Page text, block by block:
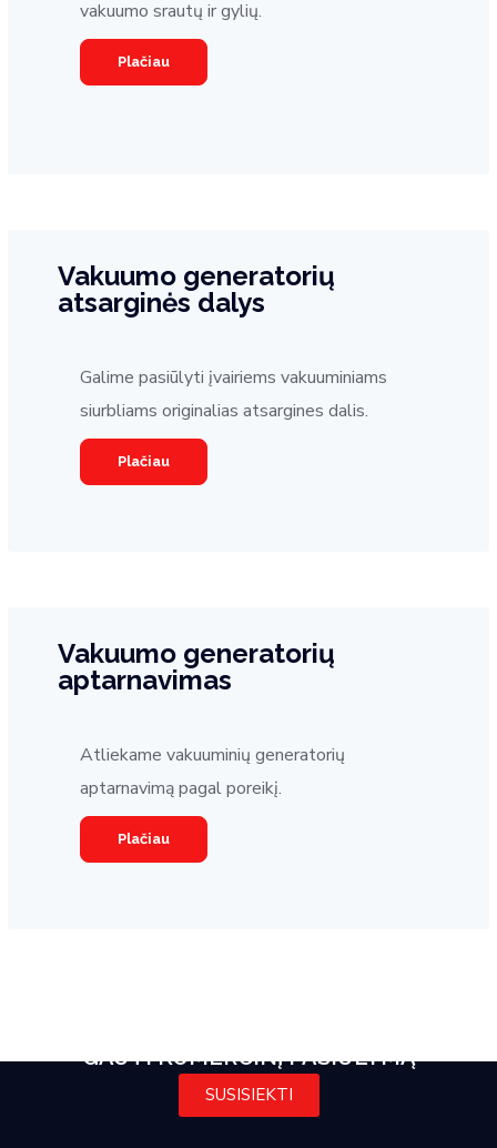
vakuumo srautų ir gylių.
Plačiau
Vakuumo generatorių
atsarginės dalys
Galime pasiūlyti įvairiems vakuuminiams
siurbliams originalias atsargines dalis.
Plačiau
Vakuumo generatorių
aptarnavimas
Atliekame vakuuminių generatorių
aptarnavimą pagal poreikį.
Plačiau
GAUTI KOMERCINĮ PASIŪLYMĄ
SUSISIEKTI